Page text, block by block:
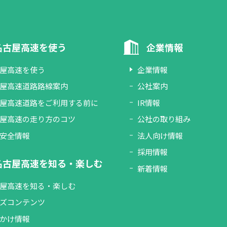
古屋高速を使う
高速を使う
高速道路路線案内
高速道路をご利用する前に
高速の走り方のコツ
全情報
古屋高速を知る・楽しむ
高速を知る・楽しむ
コンテンツ
け情報
企業情報
企業情報
公社案内
IR情報
公社の取り組み
法人向け情報
採用情報
新着情報